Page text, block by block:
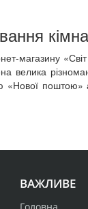
магазину
«Нової
ВАЖЛИВЕ